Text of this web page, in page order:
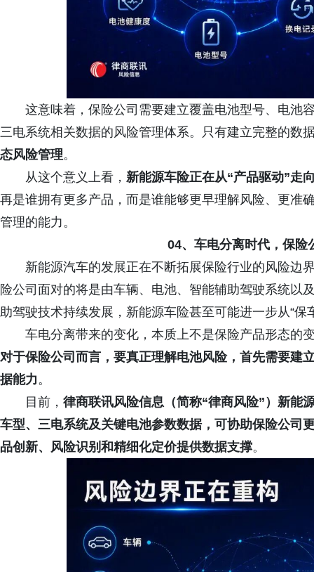
这意味着，保险公司需要建立覆盖电池型号、电池
三电系统相关数据的风险管理体系。只有建立完整的数
态风险管理。
从这个意义上看， 新能源车险正在从“产品驱动”走
再是谁拥有更多产品，而是谁能够更早理解风险、更准
管理的能力。
04、车电分离时代，保险
新能源汽车的发展正在不断拓展保险行业的风险边
险公司面对的将是由车辆、电池、智能辅助驾驶系统以
助驾驶技术持续发展，新能源车险甚至可能进一步从“保
车电分离带来的变化，本质上不是保险产品形态的
对于保险公司而言，要真正理解电池风险，首先需要建
据能力。
目前， 律商联讯风险信息（简称“律商风险”）新能
车型、三电系统及关键电池参数数据，可协助保险公司
品创新、风险识别和精细化定价提供数据支撑。